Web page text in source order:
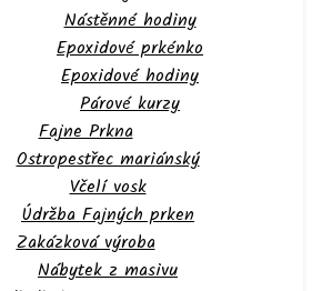
Nástěnné hodiny
Epoxidové prkénko
Epoxidové hodiny
Párové kurzy
Fajne Prkna
Ostropestřec mariánský
Včelí vosk
Údržba Fajných prken
Zakázková výroba
Nábytek z masivu